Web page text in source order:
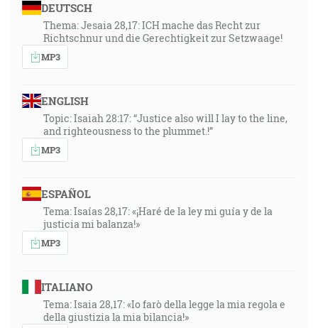
DEUTSCH
Thema: Jesaia 28,17: ICH mache das Recht zur
Richtschnur und die Gerechtigkeit zur Setzwaage!
MP3
ENGLISH
Topic: Isaiah 28:17: “Justice also will I lay to the line,
and righteousness to the plummet.!”
MP3
ESPAÑOL
Tema: Isaías 28,17: «¡Haré de la ley mi guía y de la
justicia mi balanza!»
MP3
ITALIANO
Tema: Isaia 28,17: «Io farò della legge la mia regola e
della giustizia la mia bilancia!»